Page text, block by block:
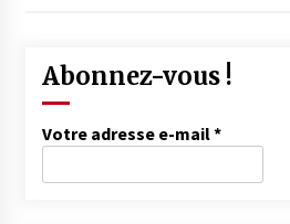
Abonnez-vous !
Votre adresse e-mail*